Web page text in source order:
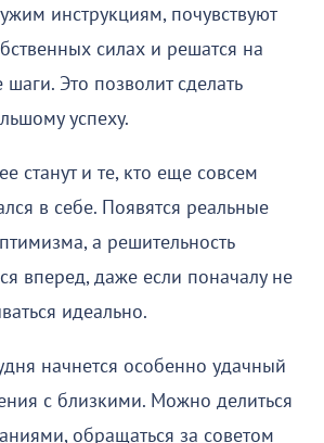
инструкциям, почувствуют
силах и решатся на
шаги. Это позволит сделать
успеху.
станут и те, кто еще совсем
в себе. Появятся реальные
а решительность
вперед, даже если поначалу не
идеально.
начнется особенно удачный
с близкими. Можно делиться
обращаться за советом